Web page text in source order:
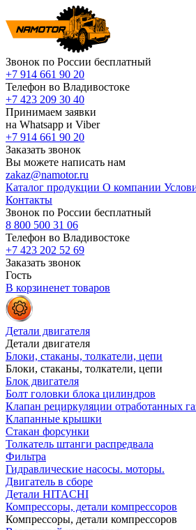
Звонок по России бесплатный
+7 914 661 90 20
Телефон во Владивостоке
+7 423 209 30 40
Принимаем заявки
на Whatsapp и Viber
+7 914 661 90 20
Заказать звонок
Вы можете написать нам
zakaz@namotor.ru
Каталог продукции О компании
Контакты
Звонок по России бесплатный
8 800 500 31 06
Телефон во Владивостоке
+7 423 202 52 69
Заказать звонок
Гость
В корзиненет товаров
Детали двигателя
Детали двигателя
Блоки, стаканы, толкатели, цепи
Блоки, стаканы, толкатели, цепи
Блок двигателя
Болт головки блока цилиндров
Клапан рециркуляции отработанных
Клапанные крышки
Стакан форсунки
Толкатель штанги распредвала
Фильтра
Гидравлические насосы. моторы.
Двигатель в сборе
Детали HITACHI
Компрессоры, детали компрессоров
Компрессоры, детали компрессоров